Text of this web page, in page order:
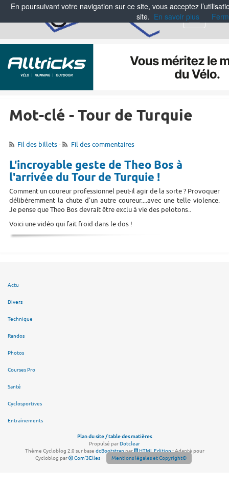
Menu
Mot-clé - Tour de Turquie
Fil des billets- Fil des commentaires
L'incroyable geste de Theo Bos à
l'arrivée du Tour de Turquie !
Comment un coureur professionnel peut-il agir de la sorte ? Provoquer
délibéremment la chute d'un autre coureur....avec une telle violence.
Je pense que Theo Bos devrait être exclu à vie des pelotons..
Voici une vidéo qui fait froid dans le dos !
Actu
Divers
Technique
Randos
Photos
Courses Pro
Santé
Cyclosportives
Entraînements
Plan du site / table des matières
Propulsé parDotclear
Thème Cycloblog 2.0 sur base dcBootstrappar HTML Edition- Adapté pour
Cycloblog par
Com'3Elles- Mentions légales et Copyright©
En poursuivant votre navigation sur ce site, vous acceptez
site. En savoir plus